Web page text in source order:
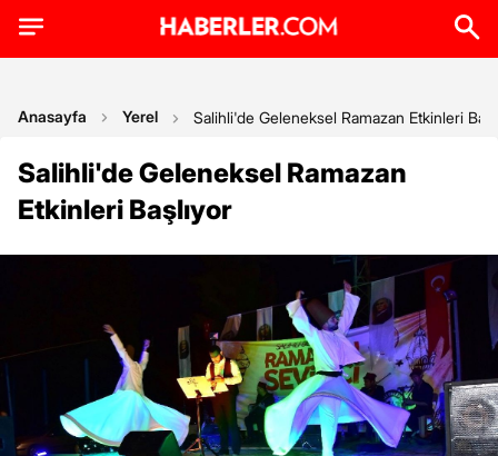
Anasayfa Yerel Salihli'de Geleneksel Ramazan Etkinleri
Salihli'de Geleneksel Ramazan
Etkinleri Başlıyor